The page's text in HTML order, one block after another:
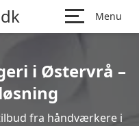
Menu
i Østervrå –
fra håndværkere i